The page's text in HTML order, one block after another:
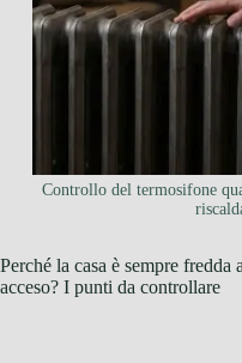
Controllo del termosifone
Perché la casa è sempre
acceso? I punti da controllare